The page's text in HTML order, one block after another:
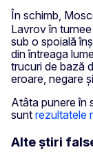
În schimb,
Lavrov în
sub o spoială
din întreaga
trucuri de bază
eroare, negare
Atâta punere în
sunt rezultatele
Alte știri